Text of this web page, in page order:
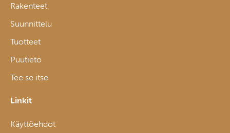
Rakenteet
Suunnittelu
Tuotteet
Puutieto
Tee se itse
Linkit
Käyttöehdot